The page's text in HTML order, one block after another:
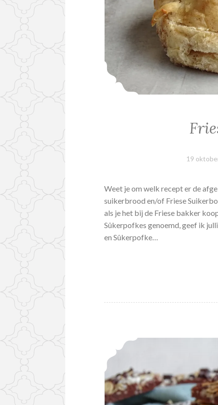
19
Weet je om welk recept er de
suikerbrood en/of Friese
als je het bij de Friese bakker
Sûkerpofkes genoemd, geef ik
en Sûkerpofke…